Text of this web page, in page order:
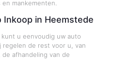
mankementen.
Inkoop in Heemstede
u eenvoudig uw auto
regelen de rest voor u, van
afhandeling van de